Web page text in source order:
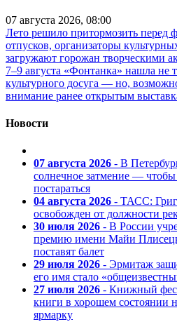
07 августа 2026, 08:00
Лето решило притормозить перед
отпусков, организаторы
загружают горожан творческими
7–9 августа «Фонтанка» нашла не
культурного досуга — но,
внимание ранее открытым
Новости
07 августа 2026 - В
солнечное затмение —
постараться
04 августа 2026 - ТАСС:
освобожден от должности
30 июля 2026 - В России
премию имени Майи
поставят балет
29 июля 2026 - Эрмитаж
его имя стало
27 июля 2026 - Книжный
книги в хорошем состоянии
ярмарку